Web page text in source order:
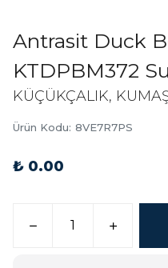
Antrasit Duck
KTDPBM372
KÜÇÜKÇALIK,
Ürün Kodu: 8VE7R7PS
₺ 0.00